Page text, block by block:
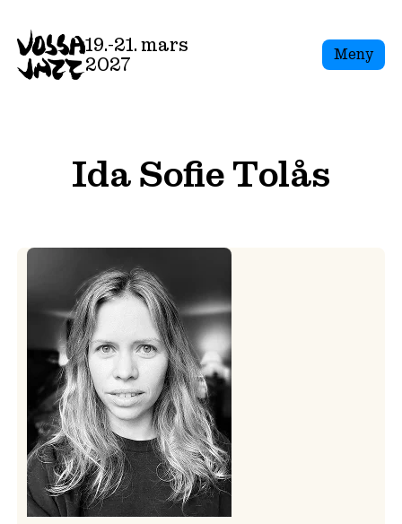
to
content
19.-21. mars
2027
Meny
Ida Sofie Tolås